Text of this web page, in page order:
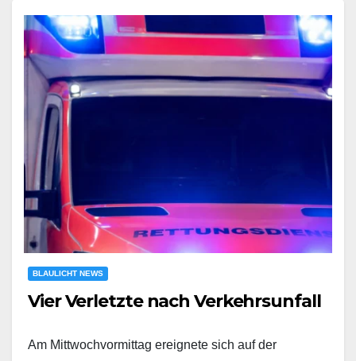
BLAULICHT NEWS
Vier Verletzte nach Verkehrsunfall
Am Mittwochvormittag ereignete sich auf der